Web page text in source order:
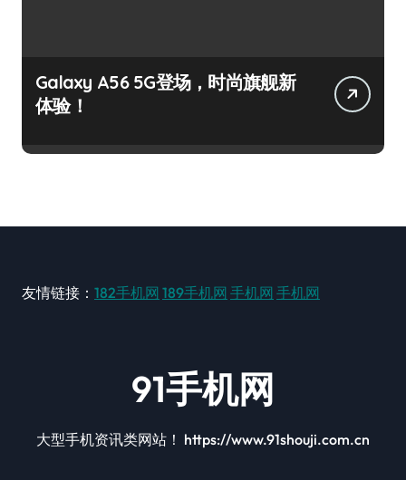
Galaxy A56 5G登场，时尚旗舰新
体验！
友情链接： 182手机网 189手机网 手机网 手机网
91手机网
大型手机资讯类网站！ https://www.91shouji.com.cn